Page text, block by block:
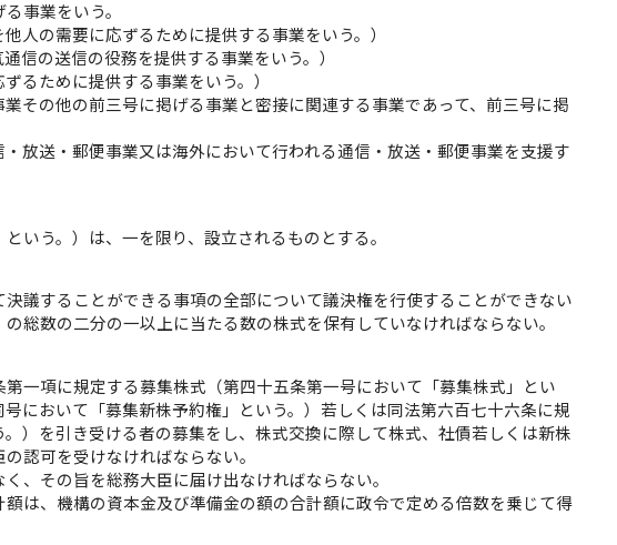
事業をいう。
人の需要に応ずるために提供する事業をいう。）
信の送信の役務を提供する事業をいう。）
るために提供する事業をいう。）
その他の前三号に掲げる事業と密接に関連する事業であって、前三号に掲
放送・郵便事業又は海外において行われる通信・放送・郵便事業を支援す
いう。）は、一を限り、設立されるものとする。
議することができる事項の全部について議決権を行使することができない
総数の二分の一以上に当たる数の株式を保有していなければならない。
一項に規定する募集株式（第四十五条第一号において「募集株式」とい
において「募集新株予約権」という。）若しくは同法第六百七十六条に規
）を引き受ける者の募集をし、株式交換に際して株式、社債若しくは新株
認可を受けなければならない。
、その旨を総務大臣に届け出なければならない。
は、機構の資本金及び準備金の額の合計額に政令で定める倍数を乗じて得